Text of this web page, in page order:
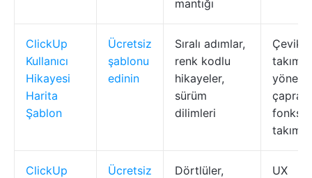
mantığı
ClickUp
Kullanıcı
Hikayesi
Harita
Şablon
Ücretsiz
şablonu
edinin
Sıralı adımlar,
renk kodlu
hikayeler,
sürüm
dilimleri
Çevik
çapraz
ClickUp
Ücretsiz
Dörtlüler,
UX